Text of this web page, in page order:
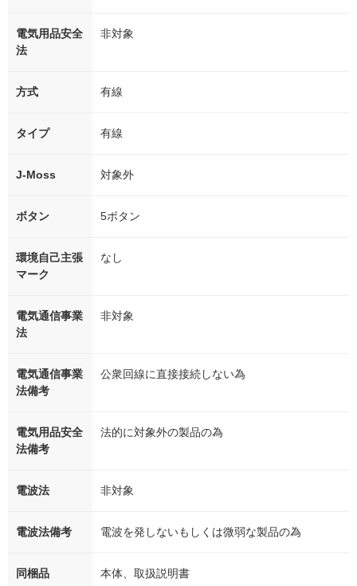
電気用品安全
法
非対象
方式 有線
タイプ 有線
J-Moss 対象外
ボタン 5ボタン
環境自己主張
マーク
なし
電気通信事業
法
非対象
電気通信事業
法備考
公衆回線に直接接続しない為
電気用品安全
法備考
法的に対象外の製品の為
電波法 非対象
電波法備考 電波を発しないもしくは微弱な製品の為
同梱品 本体、取扱説明書